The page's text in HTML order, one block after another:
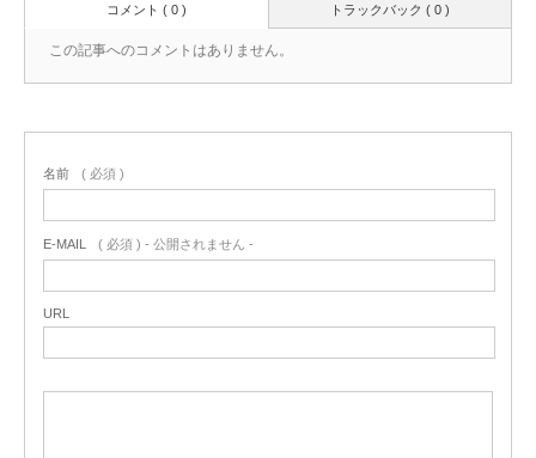
トラックバック ( 0 )
コメント ( 0 )
この記事へのコメントはありません。
名前 ( 必須 )
E-MAIL ( 必須 ) - 公開されません -
URL